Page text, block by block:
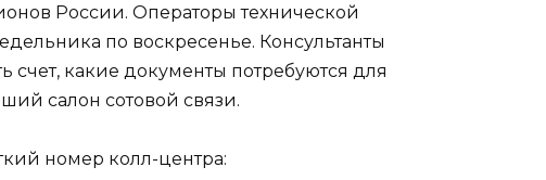
России. Операторы технической
по воскресенье. Консультанты
счет, какие документы потребуются для
салон сотовой связи.
номер колл-центра: